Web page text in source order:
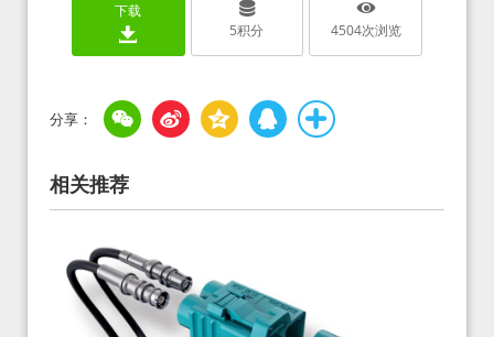
下载
5积分 4504次浏览
相关推荐